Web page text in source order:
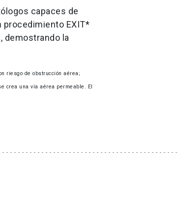
capaces de
procedimiento EXIT*
demostrando la
riesgo de obstrucción aérea;
crea una vía aérea permeable. El